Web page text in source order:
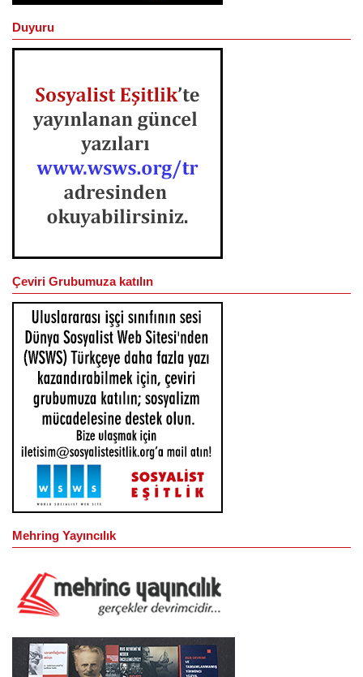
Duyuru
Çeviri Grubumuza katılın
Mehring Yayıncılık